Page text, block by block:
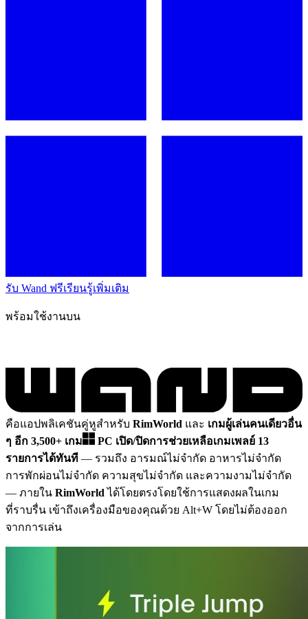
รับ Wand ฟรีเรียนรู้เพิ่มเติม
พร้อมใช้งานบน
คือแอปพลิเคชันคู่หูสำหรับ RimWorld และ เกมผู้เล่นคนเดียวอื่น
ๆ อีก 3,500+ เกม
PC เปิด/ปิดการช่วยเหลือเกมเพลย์ 13
รายการได้ทันที — รวมถึง อารมณ์ไม่จำกัด อาหารไม่จำกัด
การพักผ่อนไม่จำกัด ความสุขไม่จำกัด และความงามไม่จำกัด
— ภายใน RimWorld ได้โดยตรงโดยใช้การแสดงผลในเกม
ที่ราบรื่น เข้าถึงเครื่องมือของคุณด้วย Alt+W โดยไม่ต้องออก
จากการเล่น